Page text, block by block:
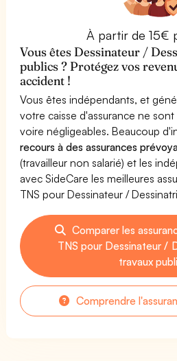
À partir de 15€
Vous êtes Dessinateur /
publics ? Protégez vos
accident !
Vous êtes indépendants, et
votre caisse d'assurance ne
voire négligeables. Beaucoup
recours à des assurances
(travailleur non salarié) et les
avec SideCare les meilleures
TNS pour Dessinateur /
Comparer les
TNS pour Dessinateur /
travaux
Comprendre